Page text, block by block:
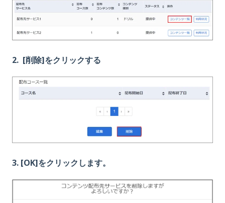
2. [削除]をクリックする
3. [OK]をクリックします。